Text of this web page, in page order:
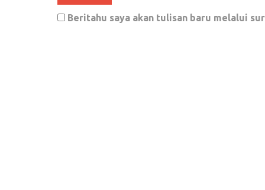
Beritahu saya akan tulisan baru melalui